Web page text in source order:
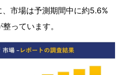
市場は予測期間中に約5.6%
っています。